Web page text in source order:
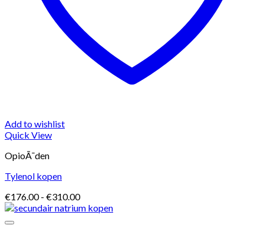
Add to wishlist
Quick View
OpioÃ¯den
Tylenol kopen
€176.00 - €310.00Prijsklasse:
€176.00